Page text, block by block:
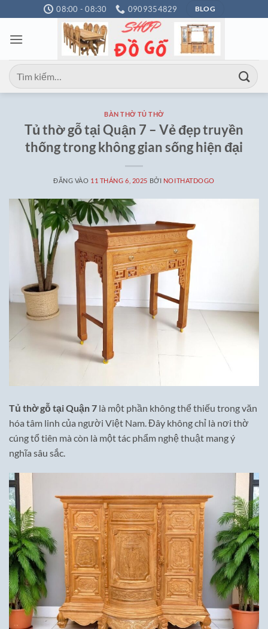
qua
nội
08:00 - 08:30 0909354829 BLOG
Tìm
kiếm:
BÀN THỜ TỦ THỜ
Tủ thờ gỗ tại Quận 7 – Vẻ đẹp truyền
thống trong không gian sống hiện đại
ĐĂNG VÀO 11 THÁNG 6, 2025 BỞI NOITHATDOGO
Tủ thờ gỗ tại Quận 7 là một phần không thể thiếu trong văn
hóa tâm linh của người Việt Nam. Đây không chỉ là nơi thờ
cúng tổ tiên mà còn là một tác phẩm nghệ thuật mang ý
nghĩa sâu sắc.